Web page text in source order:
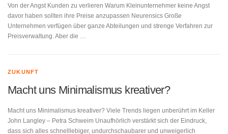
Von der Angst Kunden zu verlieren Warum Kleinunternehmer keine Angst
davor haben sollten ihre Preise anzupassen Neurensics Große
Unternehmen verfügen über ganze Abteilungen und strenge Verfahren zur
Preisverwaltung. Aber die …
ZUKUNFT
Macht uns Minimalismus kreativer?
Macht uns Minimalismus kreativer? Viele Trends liegen unberührt im Keller
John Langley – Petra Schweim Unaufhörlich verstärkt sich der Eindruck,
dass sich alles schnelllebiger, undurchschaubarer und unweigerlich